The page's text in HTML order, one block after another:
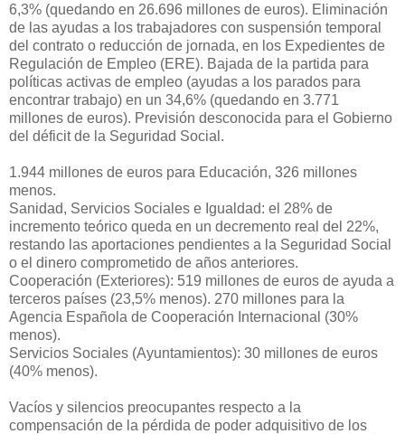
6,3% (quedando en 26.696 millones de euros). Eliminación
de las ayudas a los trabajadores con suspensión temporal
del contrato o reducción de jornada, en los Expedientes de
Regulación de Empleo (ERE). Bajada de la partida para
políticas activas de empleo (ayudas a los parados para
encontrar trabajo) en un 34,6% (quedando en 3.771
millones de euros). Previsión desconocida para el Gobierno
del déficit de la Seguridad Social.
1.944 millones de euros para Educación, 326 millones
menos.
Sanidad, Servicios Sociales e Igualdad: el 28% de
incremento teórico queda en un decremento real del 22%,
restando las aportaciones pendientes a la Seguridad Social
o el dinero comprometido de años anteriores.
Cooperación (Exteriores): 519 millones de euros de ayuda a
terceros países (23,5% menos). 270 millones para la
Agencia Española de Cooperación Internacional (30%
menos).
Servicios Sociales (Ayuntamientos): 30 millones de euros
(40% menos).
Vacíos y silencios preocupantes respecto a la
compensación de la pérdida de poder adquisitivo de los